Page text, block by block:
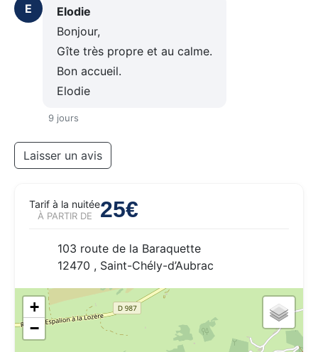
E
Elodie
Bonjour,
Gîte très propre et au calme.
Bon accueil.
Elodie
9 jours
Laisser un avis
Tarif à la nuitée
À PARTIR DE 25€
103 route de la Baraquette
12470 , Saint-Chély-d’Aubrac
+
−